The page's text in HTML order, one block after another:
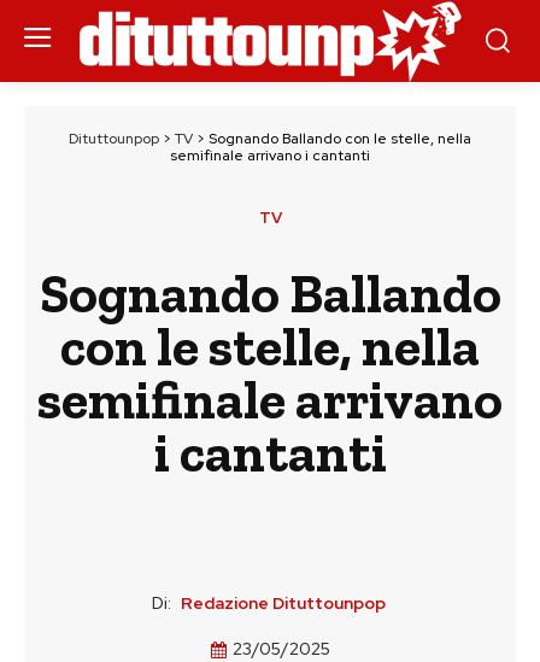
Dituttounpop > TV > Sognando Ballando con le stelle, nella
semifinale arrivano i cantanti
TV
Sognando Ballando
con le stelle, nella
semifinale arrivano
i cantanti
Di: Redazione Dituttounpop
23/05/2025